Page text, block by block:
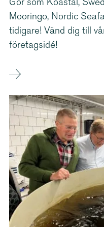
Gör som Koastal,
Mooringo, Nordic
tidigare! Vänd dig till
företagsidé!